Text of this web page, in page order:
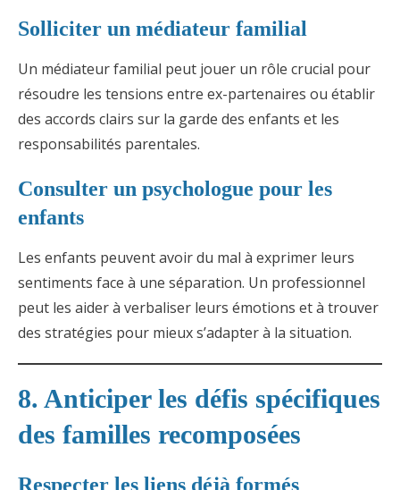
Solliciter un médiateur familial
Un médiateur familial peut jouer un rôle crucial pour
résoudre les tensions entre ex-partenaires ou établir
des accords clairs sur la garde des enfants et les
responsabilités parentales.
Consulter un psychologue pour les
enfants
Les enfants peuvent avoir du mal à exprimer leurs
sentiments face à une séparation. Un professionnel
peut les aider à verbaliser leurs émotions et à trouver
des stratégies pour mieux s’adapter à la situation.
8. Anticiper les défis spécifiques
des familles recomposées
Respecter les liens déjà formés